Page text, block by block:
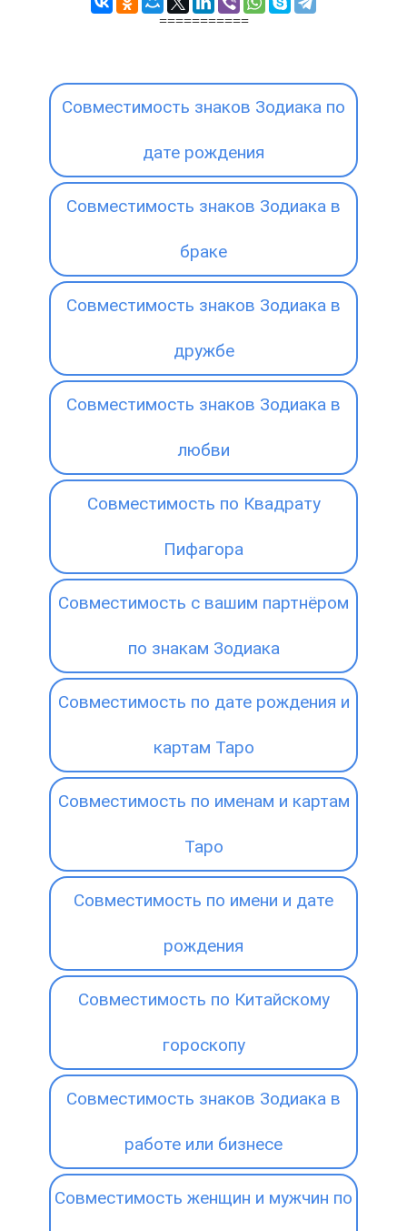
===========
Совместимость знаков Зодиака по
дате рождения
Совместимость знаков Зодиака в
браке
Совместимость знаков Зодиака в
дружбе
Совместимость знаков Зодиака в
любви
Совместимость по Квадрату
Пифагора
Совместимость с вашим партнёром
по знакам Зодиака
Совместимость по дате рождения и
картам Таро
Совместимость по именам и картам
Таро
Совместимость по имени и дате
рождения
Совместимость по Китайскому
гороскопу
Совместимость знаков Зодиака в
работе или бизнесе
Совместимость женщин и мужчин по